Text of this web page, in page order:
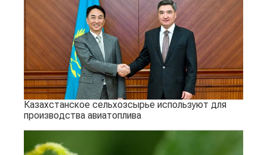
Казахстанское сельхозсырье используют для
производства авиатоплива